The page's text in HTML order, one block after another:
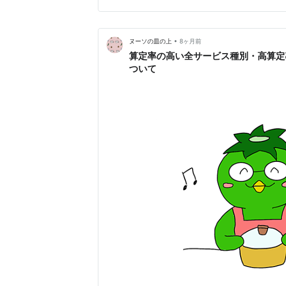
…
ヌーソの皿の上 • 8ヶ月前
算定率の高い全サービス種別・高算
ついて